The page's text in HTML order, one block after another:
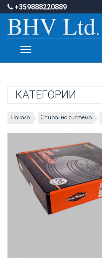
+359888220889
Toggle
КАТЕГОРИИ
Начало Спирачна система